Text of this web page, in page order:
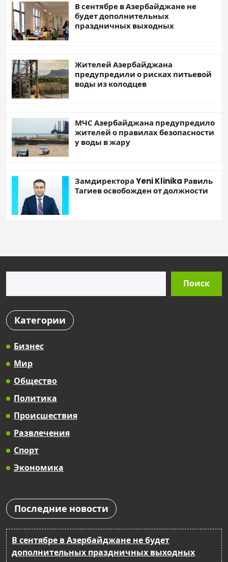
В сентябре в Азербайджане не
будет дополнительных
праздничных выходных
Жителей Азербайджана
предупредили о рисках питьевой
воды из колодцев
МЧС Азербайджана предупредило
жителей о правилах безопасности
у воды в жару
Замдиректора Yeni Klinika Равиль
Тагиев освобожден от должности
Поиск
Категории
Бизнес
Мир
Общество
Политика
Происшествия
Развлечения
Спорт
Экономика
Последние новости
В сентябре в Азербайджане не будет
дополнительных праздничных выходных